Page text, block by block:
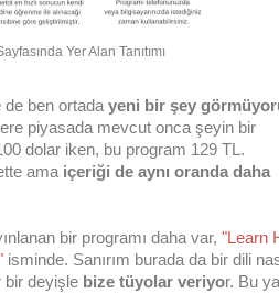
Yer Alan Tanıtımı
de ben ortadayeni bir şey
piyasada mevcut onca şeyin bir
dolar iken, bu program 129 TL.
ama içeriği de aynı oranda daha
bir programı daha var, "Learn
isminde. Sanırım burada da bir dili
bir deyişle bize tüyolar veriyor. Bu